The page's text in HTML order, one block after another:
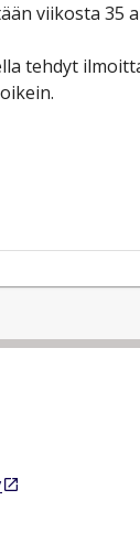
viikosta 35
tehdyt